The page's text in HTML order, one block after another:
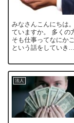
みなさんこんにちは
ていますか。 多くの
そも仕事ってなにか
という話をしていき...
法人